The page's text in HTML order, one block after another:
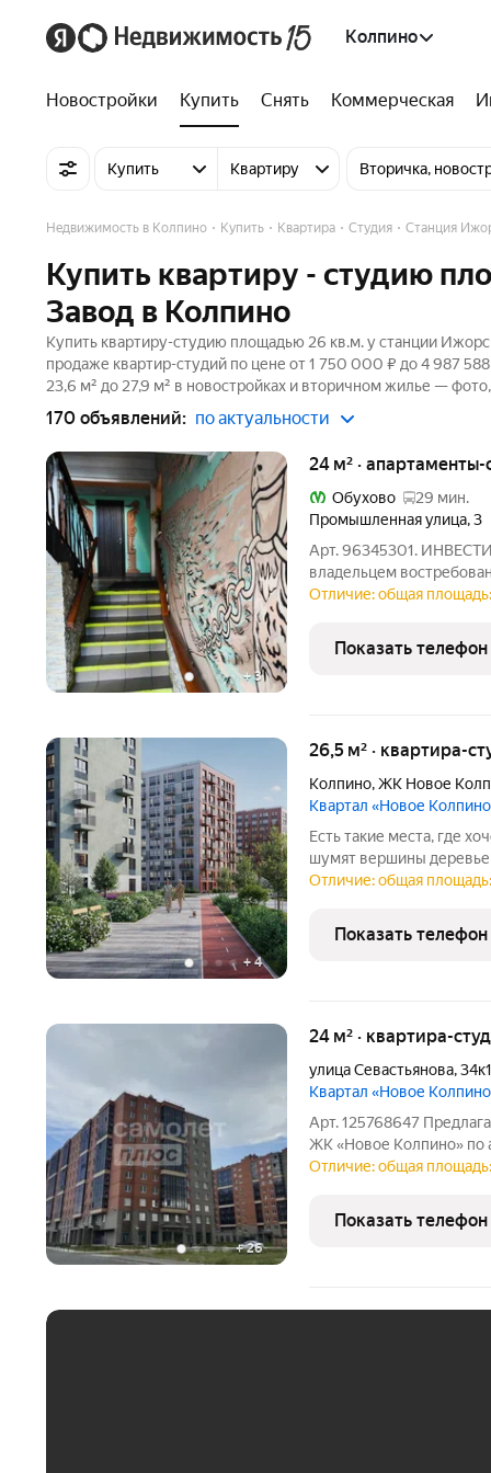
Колпино
Новостройки Купить Снять Коммерческая
Купить Квартиру Вторичка,
Недвижимость в Колпино Купить Квартира Студия Станция
Купить квартиру - студию
Завод в Колпино
Купить квартиру-студию площадью 26 кв.м. у станции
продаже квартир-студий по цене от 1 750 000 ₽ до 4 987
23,6 м² до 27,9 м² в новостройках и вторичном жилье —
170 объявлений: по актуальности
+3
24 м² ·
Обухово
29 мин.
Промышленная улица,3
Арт. 96345301.
владельцем
районе стабильно
аренду
Отличие: общая
Показать телефон
+ 4
26,5 м² · квартира-
Колпино,ЖК Новое
Квартал «Новое
Есть такие места, где
шумят вершины
города всего полчаса пути. Таким местом станет для вас квартал
проводить
Отличие: общая
Показать телефон
+26
24 м² · квартира-
улица Севастьянова,34к1
Квартал «Новое
Арт. 125768647
ЖК «Новое Колпино» по
Квартира общей
Отличие: общая
Показать телефон